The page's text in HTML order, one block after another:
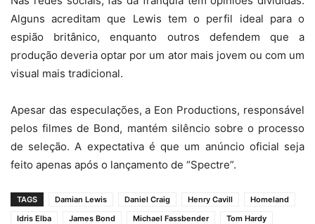
Alguns acreditam que Lewis tem o perfil ideal para o
espião britânico, enquanto outros defendem que a
produção deveria optar por um ator mais jovem ou com um
visual mais tradicional.
Apesar das especulações, a Eon Productions, responsável
pelos filmes de Bond, mantém silêncio sobre o processo
de seleção. A expectativa é que um anúncio oficial seja
feito apenas após o lançamento de “Spectre”.
TAGS Damian Lewis Daniel Craig Henry Cavill
Homeland
Idris Elba
James Bond Michael Fassbender Tom Hardy